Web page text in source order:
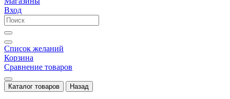
Вход
Список желаний
Корзина
Сравнение товаров
Каталог товаров Назад